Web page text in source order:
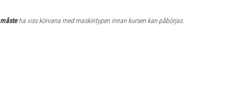
måsteha viss körvana med maskintypen innan kursen kan påbörjas.